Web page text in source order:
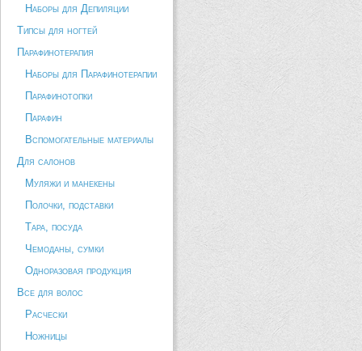
Наборы для Депиляции
Типсы для ногтей
Парафинотерапия
Наборы для Парафинотерапии
Парафинотопки
Парафин
Вспомогательные материалы
Для салонов
Муляжи и манекены
Полочки, подставки
Тара, посуда
Чемоданы, сумки
Одноразовая продукция
Все для волос
Расчески
Ножницы